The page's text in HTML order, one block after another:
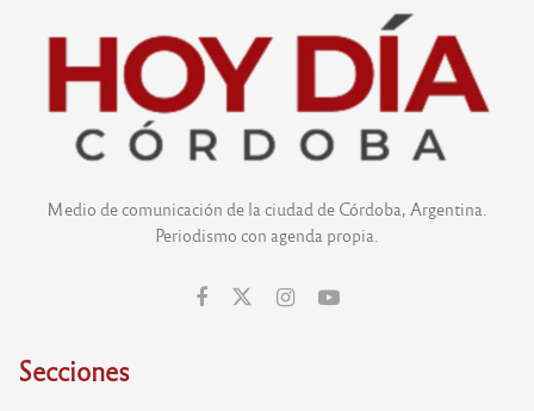
Medio de comunicación de la ciudad de Córdoba, Argentina.
Periodismo con agenda propia.
Secciones